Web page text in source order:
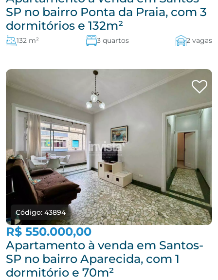
SP no bairro Ponta da Praia, com 3
dormitórios e 132m²
132 m² 3 quartos 2 vagas
Código: 43894
R$ 550.000,00
Apartamento à venda em Santos-
SP no bairro Aparecida, com 1
dormitório e 70m²